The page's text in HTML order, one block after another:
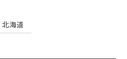
北海道